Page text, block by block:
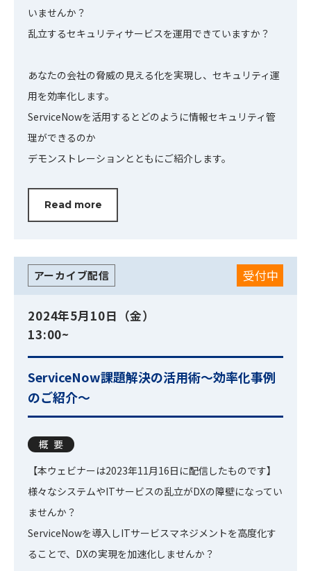
いませんか？
乱立するセキュリティサービスを運用できていますか？
あなたの会社の脅威の見える化を実現し、セキュリティ運
用を効率化します。
ServiceNowを活用するとどのように情報セキュリティ管
理ができるのか
デモンストレーションとともにご紹介します。
Read more
アーカイブ配信 受付中
2024年5月10日（金）
13:00~
ServiceNow課題解決の活用術～効率化事例
のご紹介～
概要
【本ウェビナーは2023年11月16日に配信したものです】
様々なシステムやITサービスの乱立がDXの障壁になってい
ませんか？
ServiceNowを導入しITサービスマネジメントを高度化す
ることで、DXの実現を加速化しませんか？